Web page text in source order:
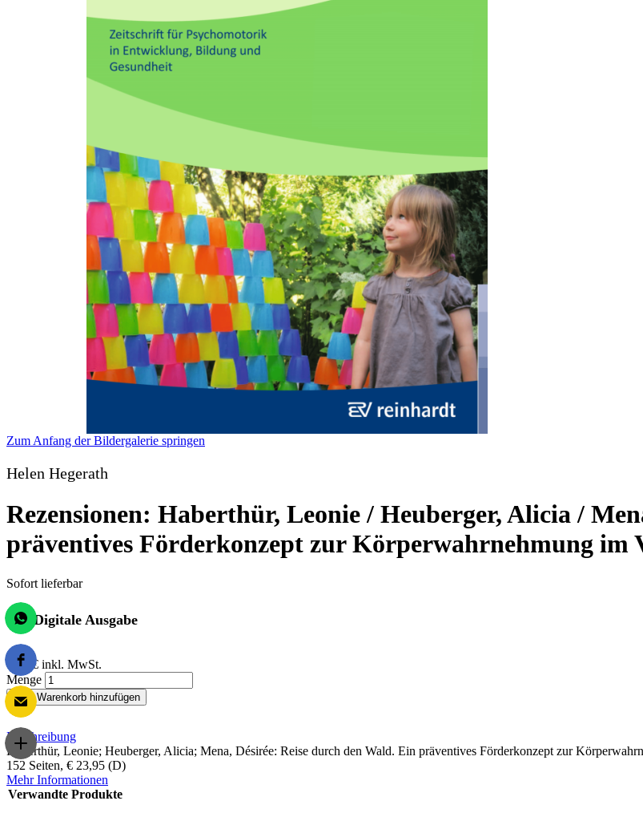
Zum Anfang der Bildergalerie springen
Helen Hegerath
Rezensionen: Haberthür, Leonie / Heuberger, Alicia /
präventives Förderkonzept zur Körperwahrnehmung im
Sofort lieferbar
Digitale Ausgabe
0,00 € inkl. MwSt.
Menge
Zum Warenkorb hinzufügen
Beschreibung
Haberthür, Leonie; Heuberger, Alicia; Mena, Désirée: Reise durch den Wald. Ein präventives Förderkonzept zur
152 Seiten, € 23,95 (D)
Mehr Informationen
Verwandte Produkte